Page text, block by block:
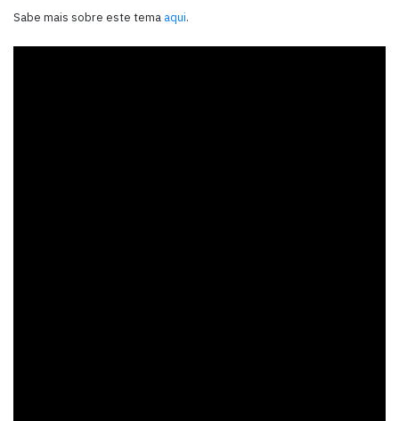
Sabe mais sobre este tema aqui.